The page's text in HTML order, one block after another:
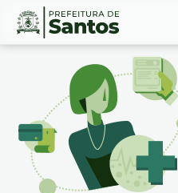
Ir
Conteúdo